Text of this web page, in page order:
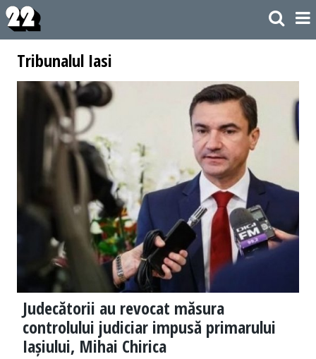
Tribunalul Iasi
Judecătorii au revocat măsura
controlului judiciar impusă primarului
Iașiului, Mihai Chirica